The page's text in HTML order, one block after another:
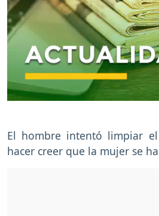
El hombre intentó limpiar
hacer creer que la mujer se